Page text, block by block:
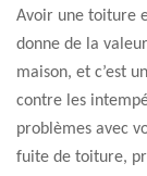
Avoir une toiture
donne de la
maison, et c’est
contre les
problèmes avec
fuite de toiture,